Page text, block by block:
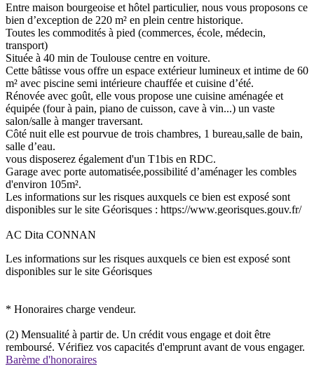
Entre maison bourgeoise et hôtel particulier, nous vous proposons ce
bien d’exception de 220 m² en plein centre historique.
Toutes les commodités à pied (commerces, école, médecin,
transport)
Située à 40 min de Toulouse centre en voiture.
Cette bâtisse vous offre un espace extérieur lumineux et intime de 60
m² avec piscine semi intérieure chauffée et cuisine d’été.
Rénovée avec goût, elle vous propose une cuisine aménagée et
équipée (four à pain, piano de cuisson, cave à vin...) un vaste
salon/salle à manger traversant.
Côté nuit elle est pourvue de trois chambres, 1 bureau,salle de bain,
salle d’eau.
vous disposerez également d'un T1bis en RDC.
Garage avec porte automatisée,possibilité d’aménager les combles
d'environ 105m².
Les informations sur les risques auxquels ce bien est exposé sont
disponibles sur le site Géorisques : https://www.georisques.gouv.fr/
AC Dita CONNAN
Les informations sur les risques auxquels ce bien est exposé sont
disponibles sur le site Géorisques
* Honoraires charge vendeur.
(2) Mensualité à partir de. Un crédit vous engage et doit être
remboursé. Vérifiez vos capacités d'emprunt avant de vous engager.
Barème d'honoraires